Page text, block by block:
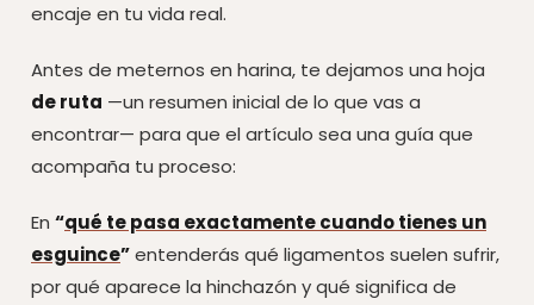
encaje en tu vida real.
Antes de meternos en harina, te dejamos una hoja
de ruta —un resumen inicial de lo que vas a
encontrar— para que el artículo sea una guía que
acompaña tu proceso:
En “qué te pasa exactamente cuando tienes un
esguince”entenderás qué ligamentos suelen sufrir,
por qué aparece la hinchazón y qué significa de